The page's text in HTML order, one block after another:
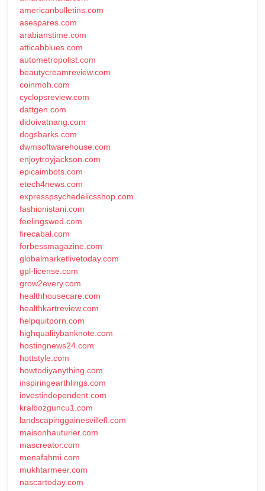
americanbulletins.com
asespares.com
arabianstime.com
atticabblues.com
autometropolist.com
beautycreamreview.com
coinmoh.com
cyclopsreview.com
dattgen.com
didoivatnang.com
dogsbarks.com
dwmsoftwarehouse.com
enjoytroyjackson.com
epicaimbots.com
etech4news.com
expresspsychedelicsshop.com
fashionistani.com
feelingswed.com
firecabal.com
forbessmagazine.com
globalmarketlivetoday.com
gpl-license.com
grow2every.com
healthhousecare.com
healthkartreview.com
helpquitporn.com
highqualitybanknote.com
hostingnews24.com
hottstyle.com
howtodiyanything.com
inspiringearthlings.com
investindependent.com
kralbozguncu1.com
landscapinggainesvillefl.com
maisonhauturier.com
mascreator.com
menafahmi.com
mukhtarmeer.com
nascartoday.com